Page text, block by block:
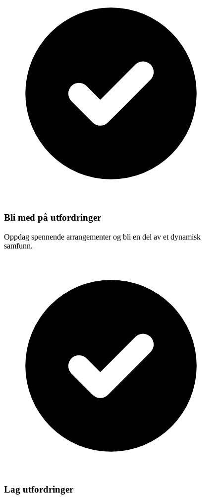
Bli med på utfordringer
Oppdag spennende arrangementer og bli en del av et dynamisk
samfunn.
Lag utfordringer